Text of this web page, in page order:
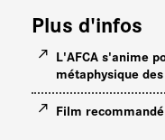
Plus d'infos
L'AFCA s'anime
métaphysique
Film recommandé